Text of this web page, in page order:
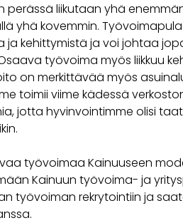
perässä liikutaan yhä
yhä kovemmin.
ja kehittymistä ja voi johtaa
työvoima myös liikkuu
on merkittävää myös
toimii viime kädessä
jotta hyvinvointimme olisi
työvoimaa Kainuuseen
Kainuun työvoima- ja
työvoiman rekrytointiin ja